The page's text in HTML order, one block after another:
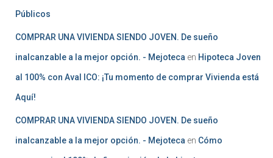
Públicos
COMPRAR UNA VIVIENDA SIENDO JOVEN. De sueño
inalcanzable a la mejor opción. - Mejoteca en Hipoteca Joven
al 100% con Aval ICO: ¡Tu momento de comprar Vivienda está
Aquí!
COMPRAR UNA VIVIENDA SIENDO JOVEN. De sueño
inalcanzable a la mejor opción. - Mejoteca en Cómo